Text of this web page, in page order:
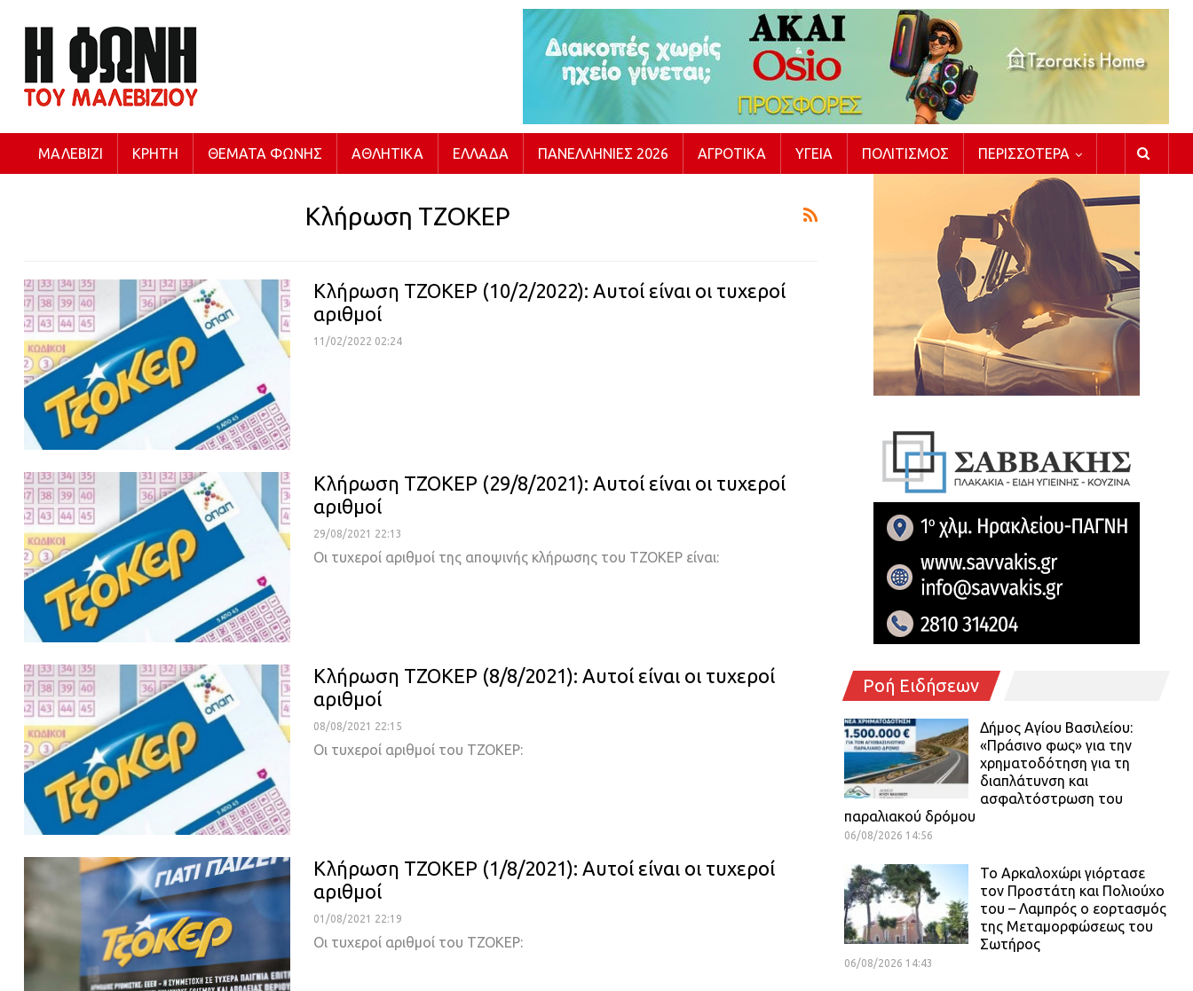
ΜΑΛΕΒΊΖΙ ΚΡΉΤΗ ΘΈΜΑΤΑ ΦΩΝΉΣ ΑΘΛΗΤΙΚΆ ΕΛΛΆΔΑ ΠΑΝΕΛΛΉΝΙΕΣ 2026 ΑΓΡΟΤΙΚΆ ΥΓΕΊΑ ΠΟΛΙΤΙΣΜΌΣ ΠΕΡΙΣΣΌΤΕΡΑ
Κλήρωση ΤΖΟΚΕΡ
Κλήρωση ΤΖΟΚΕΡ (10/2/2022): Αυτοί είναι οι τυχεροί
αριθμοί
11/02/2022 02:24
Κλήρωση ΤΖΟΚΕΡ (29/8/2021): Αυτοί είναι οι τυχεροί
αριθμοί
29/08/2021 22:13
Οι τυχεροί αριθμοί της αποψινής κλήρωσης του ΤΖΟΚΕΡ είναι:
Κλήρωση ΤΖΟΚΕΡ (8/8/2021): Αυτοί είναι οι τυχεροί
αριθμοί
08/08/2021 22:15
Οι τυχεροί αριθμοί του ΤΖΟΚΕΡ:
Κλήρωση ΤΖΟΚΕΡ (1/8/2021): Αυτοί είναι οι τυχεροί
αριθμοί
01/08/2021 22:19
Οι τυχεροί αριθμοί του ΤΖΟΚΕΡ:
Ροή Ειδήσεων
Δήμος Αγίου Βασιλείου:
«Πράσινο φως» για την
χρηματοδότηση για τη
διαπλάτυνση και
ασφαλτόστρωση του
παραλιακού δρόμου
06/08/2026 14:56
Το Αρκαλοχώρι γιόρτασε
τον Προστάτη και Πολιούχο
του – Λαμπρός ο εορτασμός
της Μεταμορφώσεως του
Σωτήρος
06/08/2026 14:43